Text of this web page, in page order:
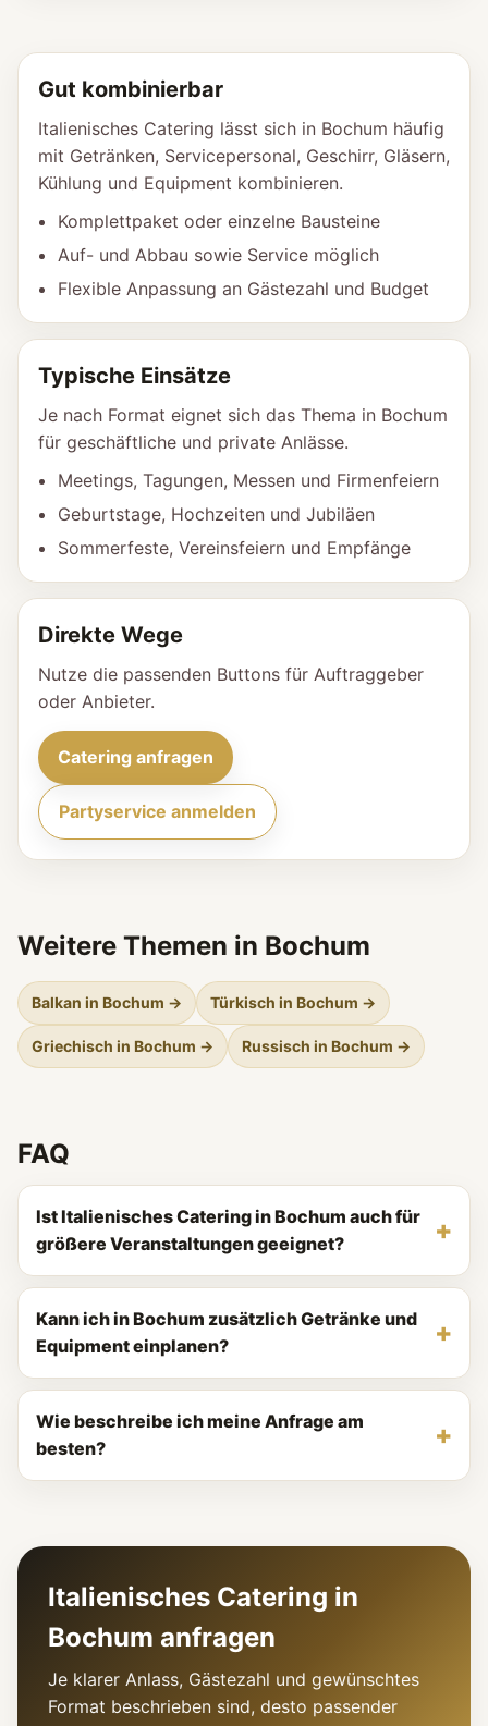
Gut kombinierbar
Italienisches Catering lässt sich in Bochum häufig
mit Getränken, Servicepersonal, Geschirr, Gläsern,
Kühlung und Equipment kombinieren.
Komplettpaket oder einzelne Bausteine
Auf- und Abbau sowie Service möglich
Flexible Anpassung an Gästezahl und Budget
Typische Einsätze
Je nach Format eignet sich das Thema in Bochum
für geschäftliche und private Anlässe.
Meetings, Tagungen, Messen und Firmenfeiern
Geburtstage, Hochzeiten und Jubiläen
Sommerfeste, Vereinsfeiern und Empfänge
Direkte Wege
Nutze die passenden Buttons für Auftraggeber
oder Anbieter.
Catering anfragen
Partyservice anmelden
Weitere Themen in Bochum
Balkan in Bochum → Türkisch in Bochum →
Griechisch in Bochum → Russisch in Bochum →
FAQ
Ist Italienisches Catering in Bochum auch für
größere Veranstaltungen geeignet?
Kann ich in Bochum zusätzlich Getränke und
Equipment einplanen?
Wie beschreibe ich meine Anfrage am
besten?
Italienisches Catering in
Bochum anfragen
Je klarer Anlass, Gästezahl und gewünschtes
Format beschrieben sind, desto passender